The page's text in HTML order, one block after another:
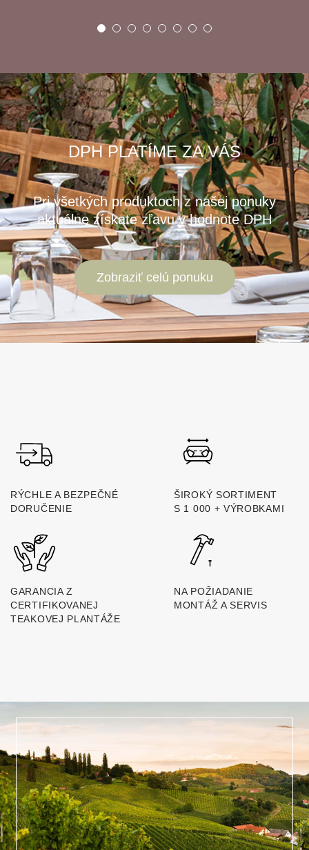
DPH PLATÍME ZA VÁS
Pri všetkých produktoch z našej ponuky
aktuálne získate zľavu v hodnote DPH
Zobraziť celú ponuku
RÝCHLE A BEZPEČNÉ
DORUČENIE
ŠIROKÝ SORTIMENT
S 1 000 + VÝROBKAMI
GARANCIA Z
CERTIFIKOVANEJ
TEAKOVEJ PLANTÁŽE
NA POŽIADANIE
MONTÁŽ A SERVIS